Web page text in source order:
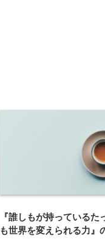
『誰しもが持っているた
も世界を変えられる力』